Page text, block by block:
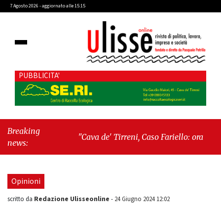
7 Agosto 2026 - aggiornato alle 15:15
PUBBLICITA'
Breaking
news:
"Cava de' Tirreni, Caso Fariello: ora torniamo
Opinioni
scritto da Redazione Ulisseonline - 24 Giugno 2024 12:02